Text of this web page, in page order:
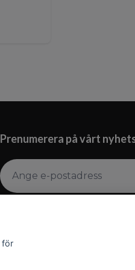
Prenumerera på vårt
för